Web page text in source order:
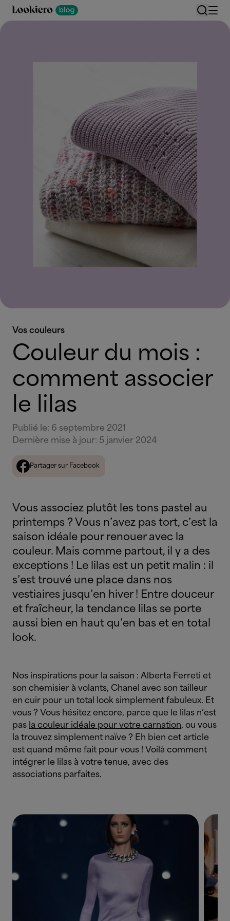
Vos couleurs
Couleur du mois :
comment associer
le lilas
Publié le: 6 septembre 2021
Dernière mise à jour: 5 janvier 2024
Partager sur Facebook
Vous associez plutôt les tons pastel au
printemps ? Vous n’avez pas tort, c’est la
saison idéale pour renouer avec la
couleur. Mais comme partout, il y a des
exceptions ! Le lilas est un petit malin : il
s’est trouvé une place dans nos
vestiaires jusqu’en hiver ! Entre douceur
et fraîcheur, la tendance lilas se porte
aussi bien en haut qu’en bas et en total
look.
Nos inspirations pour la saison : Alberta Ferreti et
son chemisier à volants, Chanel avec son tailleur
en cuir pour un total look simplement fabuleux. Et
vous ? Vous hésitez encore, parce que le lilas n’est
pas la couleur idéale pour votre carnation, ou vous
la trouvez simplement naïve ? Eh bien cet article
est quand même fait pour vous ! Voilà comment
intégrer le lilas à votre tenue, avec des
associations parfaites.